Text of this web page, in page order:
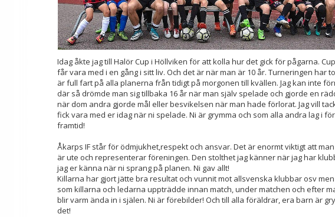
Idag åkte jag till Halör Cup i Höllviken för att kolla hur det gick för pågarna.
får vara med i en gång i sitt liv. Och det är när man är 10 år. Turneringen har
är full fart på alla planerna från tidigt på morgonen till kvällen. Jag kan inte
där så drömde man sig tillbaka 16 år när man själv spelade och gjorde en
när dom andra gjorde mål eller besvikelsen när man hade förlorat. Jag vill
fick vara med er idag när ni spelade. Ni är grymma och som alla andra lag i
framtid!
Åkarps IF står för ödmjukhet,respekt och ansvar. Det är enormt viktigt att
är ute och representerar föreningen. Den stolthet jag känner när jag har
jag er känna när ni sprang på planen. Ni gav allt!
Killarna har gjort jätte bra resultat och vunnit mot allsvenska klubbar osv
som killarna och ledarna uppträdde innan match, under matchen och efter
blir varm ända in i själen. Ni är förebilder! Och till alla föräldrar, era barn är
det!